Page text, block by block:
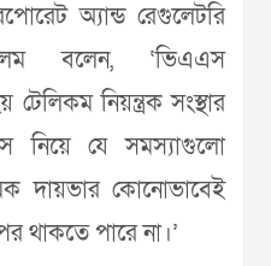
অ্যান্ড রেগুলেটরি
বলেন, ‘ভিএএস
নিয়ন্ত্রক সংস্থার
নিয়ে যে সমস্যাগুলো
দায়ভার কোনোভাবেই
থাকতে পারে না।’